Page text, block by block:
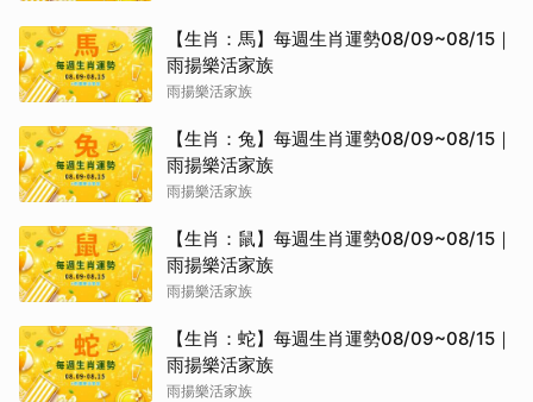
【生肖：馬】每週生肖運勢08/09~08/15｜
雨揚樂活家族
雨揚樂活家族
【生肖：兔】每週生肖運勢08/09~08/15｜
雨揚樂活家族
雨揚樂活家族
【生肖：鼠】每週生肖運勢08/09~08/15｜
雨揚樂活家族
雨揚樂活家族
【生肖：蛇】每週生肖運勢08/09~08/15｜
雨揚樂活家族
雨揚樂活家族